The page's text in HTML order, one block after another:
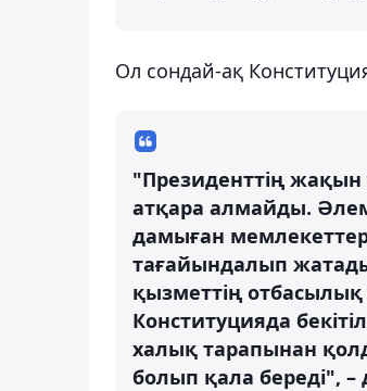
Ол сондай-ақ
"Президенттің
атқара алмайды.
дамыған
тағайындалып
қызметтің
Конституцияда
халық тарапынан
болып қала береді", –